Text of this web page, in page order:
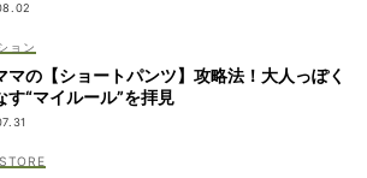
ョン
マの【ショートパンツ】攻略法！大人っぽく
す“マイルール”を拝見